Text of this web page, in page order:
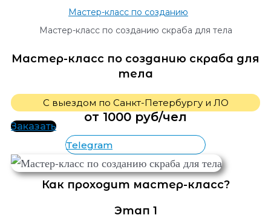
Мастер-класс по созданию
Мастер-класс по созданию скраба для тела
Мастер-класс по созданию скраба для
тела
С выездом по Санкт-Петербургу и ЛО
от 1000 руб/чел
Заказать
Telegram
Как проходит мастер-класс?
Этап 1